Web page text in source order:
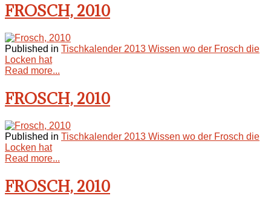
FROSCH, 2010
Published in Tischkalender 2013 Wissen wo der Frosch die
Locken hat
Read more...
FROSCH, 2010
Published in Tischkalender 2013 Wissen wo der Frosch die
Locken hat
Read more...
FROSCH, 2010